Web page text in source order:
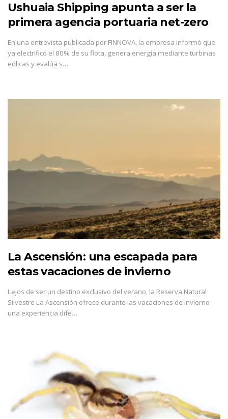
Ushuaia Shipping apunta a ser la
primera agencia portuaria net-zero
En una entrevista publicada por FINNOVA, la empresa informó que
ya electrificó el 80% de su flota, genera energía mediante turbinas
eólicas y evalúa s…
La Ascensión: una escapada para
estas vacaciones de invierno
Lejos de ser un destino exclusivo del verano, la Reserva Natural
Silvestre La Ascensión ofrece durante las vacaciones de invierno
una experiencia dife…